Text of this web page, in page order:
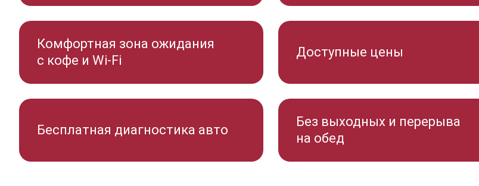
Комфортная зона ожидания
с кофе и Wi-Fi
Доступные цены
Бесплатная диагностика авто
Без выходных и перерыва
на обед